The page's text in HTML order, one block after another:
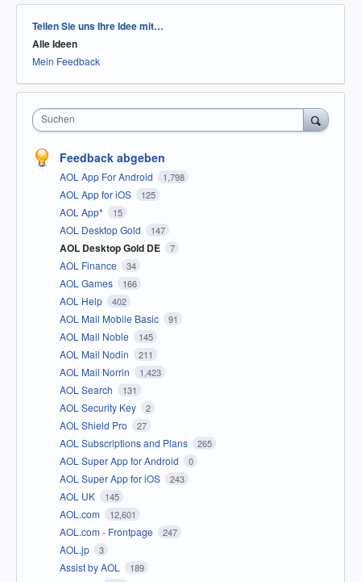
Kategorien
Teilen Sie uns Ihre Idee mit…
Alle Ideen
Mein Feedback
Suchen
Feedback abgeben
AOL App For Android 1,798
AOL App for iOS 125
AOL App* 15
AOL Desktop Gold 147
AOL Desktop Gold DE 7
AOL Finance 34
AOL Games 166
AOL Help 402
AOL Mail Mobile Basic 91
AOL Mail Noble 145
AOL Mail Nodin 211
AOL Mail Norrin 1,423
AOL Search 131
AOL Security Key 2
AOL Shield Pro 27
AOL Subscriptions and Plans 265
AOL Super App for Android 0
AOL Super App for iOS 243
AOL UK 145
AOL.com 12,601
AOL.com - Frontpage 247
AOL.jp 3
Assist by AOL 189